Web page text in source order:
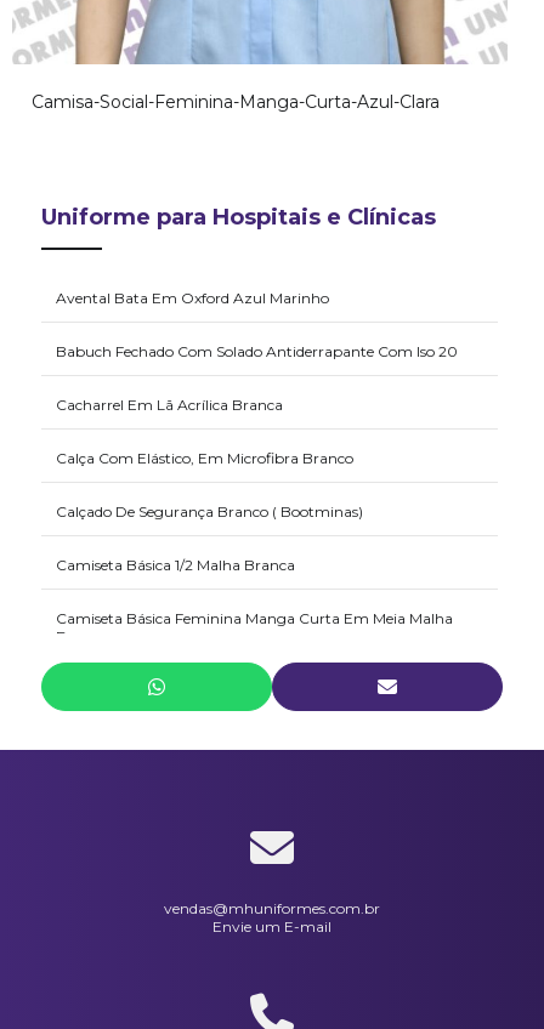
Camisa-Social-Feminina-Manga-Curta-Azul-Clara
Uniforme para Hospitais e Clínicas
Avental Bata Em Oxford Azul Marinho
Babuch Fechado Com Solado Antiderrapante Com Iso 20
Cacharrel Em Lã Acrílica Branca
Calça Com Elástico, Em Microfibra Branco
Calçado De Segurança Branco ( Bootminas)
Camiseta Básica 1/2 Malha Branca
Camiseta Básica Feminina Manga Curta Em Meia Malha
Branca
Camiseta Feminina Manga Curta Modelo Fitness Malha
Canelada
Camiseta Polo Feminina Em Piquet Branca
Conjunto Feminino Em Microfibra Branco
vendas@mhuniformes.com.br
Envie um E-mail